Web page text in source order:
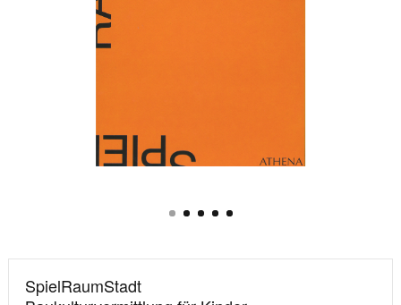
1 2 3 4
Detail
Detail
Titel
SpielRaumStadt